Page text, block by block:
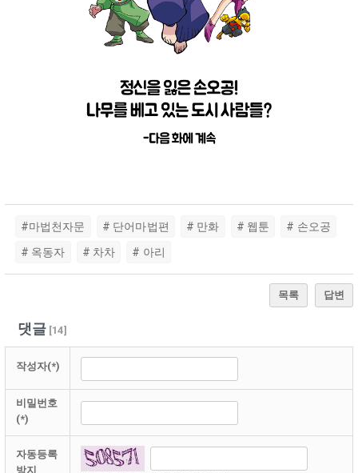
#마법천자문 # 단어마법편 # 만화 # 웹툰
# 손오공
# 옥동자
# 차차 # 아리
목록 답변
댓글[14]
작성자(*)
비밀번호
(*)
자동등록
방지